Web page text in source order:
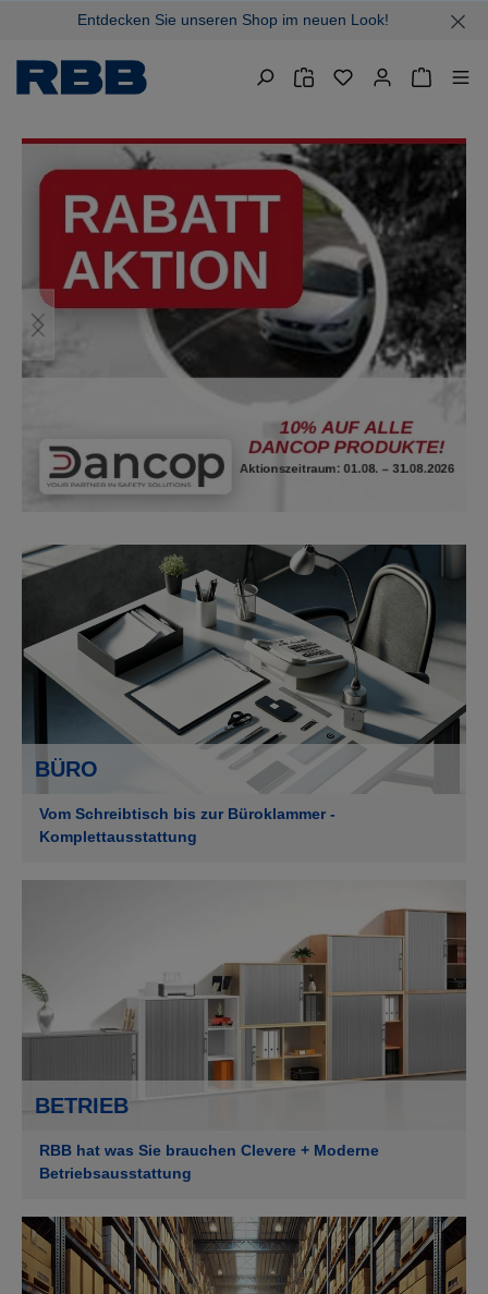
springenEntdecken Sie unseren Shop im neuen Look!
Bildergalerie überspringen
BÜRO
Vom Schreibtisch bis zur Büroklammer -
Komplettausstattung
BETRIEB
RBB hat was Sie brauchen Clevere + Moderne
Betriebsausstattung